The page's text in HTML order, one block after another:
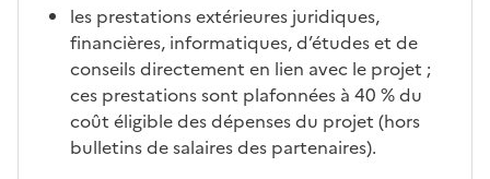
les prestations extérieures juridiques,
financières, informatiques, d’études et de
conseils directement en lien avec le projet ;
ces prestations sont plafonnées à 40 % du
coût éligible des dépenses du projet (hors
bulletins de salaires des partenaires).